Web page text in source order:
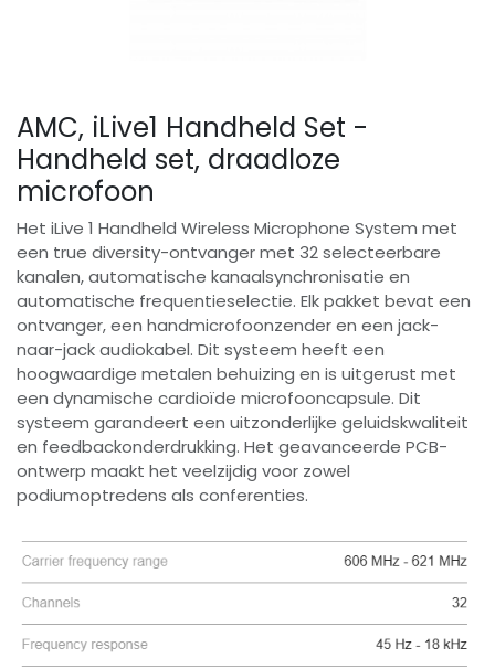
AMC, iLive1 Handheld Set -
Handheld set, draadloze
microfoon
Het iLive 1 Handheld Wireless Microphone System met
een true diversity-ontvanger met 32 ​​selecteerbare
kanalen, automatische kanaalsynchronisatie en
automatische frequentieselectie. Elk pakket bevat een
ontvanger, een handmicrofoonzender en een jack-
naar-jack audiokabel. Dit systeem heeft een
hoogwaardige metalen behuizing en is uitgerust met
een dynamische cardioïde microfooncapsule. Dit
systeem garandeert een uitzonderlijke geluidskwaliteit
en feedbackonderdrukking. Het geavanceerde PCB-
ontwerp maakt het veelzijdig voor zowel
podiumoptredens als conferenties.